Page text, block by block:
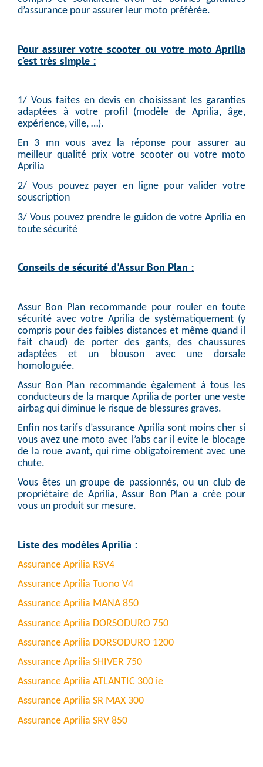
d’assurance pour assurer leur moto préférée.
Pour assurer votre scooter ou votre moto Aprilia
c’est très simple :
1/ Vous faites en devis en choisissant les garanties
adaptées à votre profil (modèle de Aprilia, âge,
expérience, ville, …).
En 3 mn vous avez la réponse pour assurer au
meilleur qualité prix votre scooter ou votre moto
Aprilia
2/ Vous pouvez payer en ligne pour valider votre
souscription
3/ Vous pouvez prendre le guidon de votre Aprilia en
toute sécurité
Conseils de sécurité d'Assur Bon Plan :
Assur Bon Plan recommande pour rouler en toute
sécurité avec votre Aprilia de systèmatiquement (y
compris pour des faibles distances et même quand il
fait chaud) de porter des gants, des chaussures
adaptées et un blouson avec une dorsale
homologuée.
Assur Bon Plan recommande également à tous les
conducteurs de la marque Aprilia de porter une veste
airbag qui diminue le risque de blessures graves.
Enfin nos tarifs d’assurance Aprilia sont moins cher si
vous avez une moto avec l’abs car il evite le blocage
de la roue avant, qui rime obligatoirement avec une
chute.
Vous êtes un groupe de passionnés, ou un club de
propriétaire de Aprilia, Assur Bon Plan a crée pour
vous un produit sur mesure.
Liste des modèles Aprilia :
Assurance Aprilia RSV4
Assurance Aprilia Tuono V4
Assurance Aprilia MANA 850
Assurance Aprilia DORSODURO 750
Assurance Aprilia DORSODURO 1200
Assurance Aprilia SHIVER 750
Assurance Aprilia ATLANTIC 300 ie
Assurance Aprilia SR MAX 300
Assurance Aprilia SRV 850